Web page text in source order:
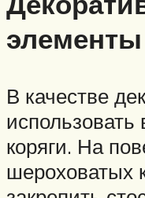
элементы
В качестве
использовать
коряги. На
шероховатых